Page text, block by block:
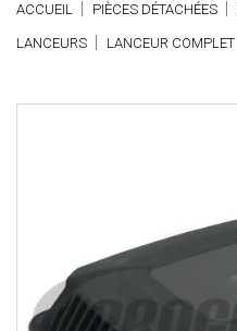
ACCUEIL PIÈCES DÉTACHÉES
LANCEURS LANCEUR COMPLET